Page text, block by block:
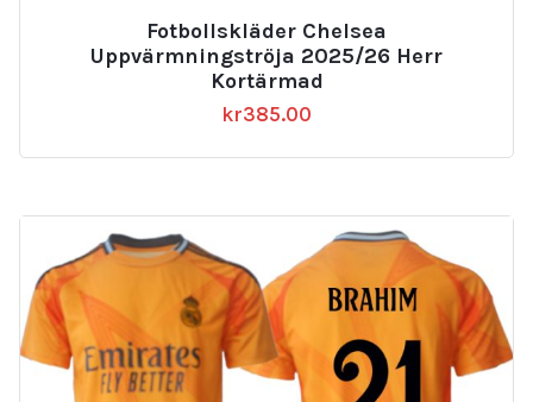
Fotbollskläder Chelsea
Uppvärmningströja 2025/26 Herr
Kortärmad
kr385.00